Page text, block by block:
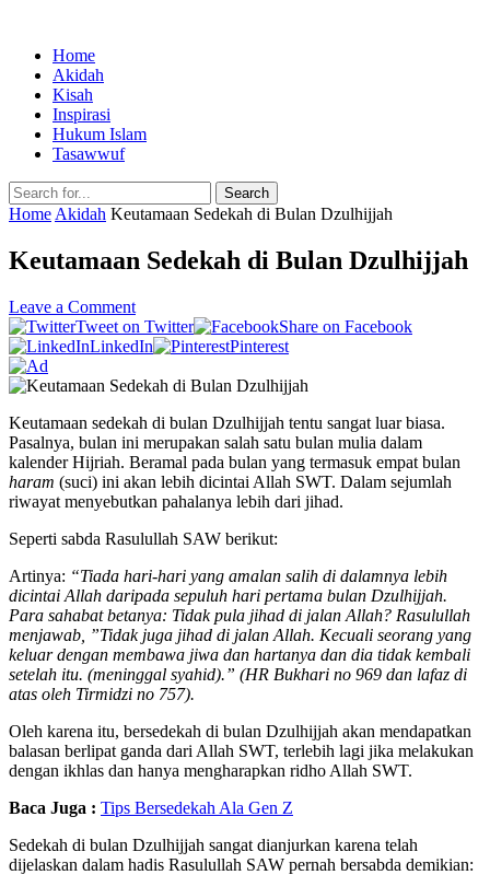
Home
Akidah
Kisah
Inspirasi
Hukum Islam
Tasawwuf
Search
Home Akidah Keutamaan Sedekah di Bulan Dzulhijjah
Keutamaan Sedekah di Bulan Dzulhijjah
Leave a Comment
Tweet on Twitter
Share on Facebook
LinkedIn
Pinterest
Keutamaan sedekah di bulan Dzulhijjah tentu sangat luar biasa.
Pasalnya, bulan ini merupakan salah satu bulan mulia dalam
kalender Hijriah. Beramal pada bulan yang termasuk empat bulan
haram (suci) ini akan lebih dicintai Allah SWT. Dalam sejumlah
riwayat menyebutkan pahalanya lebih dari jihad.
Seperti sabda Rasulullah SAW berikut:
Artinya: “Tiada hari-hari yang amalan salih di dalamnya lebih
dicintai Allah daripada sepuluh hari pertama bulan Dzulhijjah.
Para sahabat betanya: Tidak pula jihad di jalan Allah? Rasulullah
menjawab, ”Tidak juga jihad di jalan Allah. Kecuali seorang yang
keluar dengan membawa jiwa dan hartanya dan dia tidak kembali
setelah itu. (meninggal syahid).” (HR Bukhari no 969 dan lafaz di
atas oleh Tirmidzi no 757).
Oleh karena itu, bersedekah di bulan Dzulhijjah akan mendapatkan
balasan berlipat ganda dari Allah SWT, terlebih lagi jika melakukan
dengan ikhlas dan hanya mengharapkan ridho Allah SWT.
Baca Juga : Tips Bersedekah Ala Gen Z
Sedekah di bulan Dzulhijjah sangat dianjurkan karena telah
dijelaskan dalam hadis Rasulullah SAW pernah bersabda demikian: